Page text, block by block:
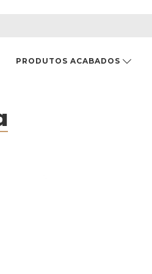
PRODUTOS ACABADOS